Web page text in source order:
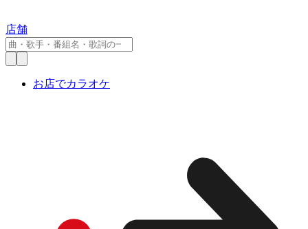
店舗
お店でカラオケ